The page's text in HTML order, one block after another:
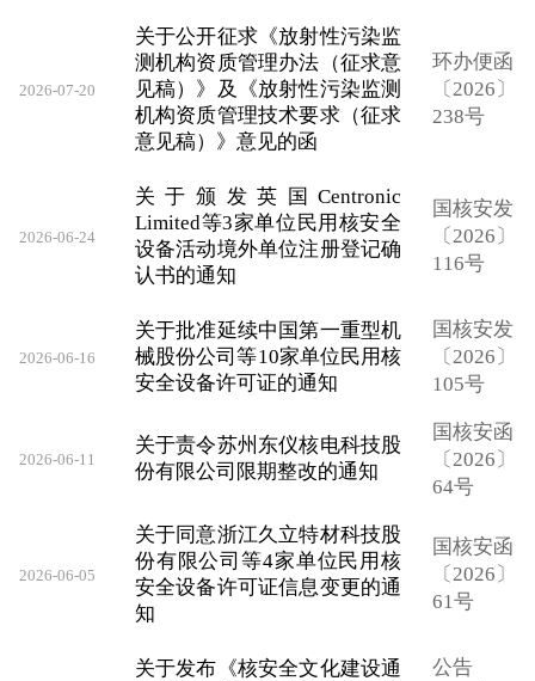
2026-07-20
关于公开征求《放射性污染监
测机构资质管理办法（征求意
见稿）》及《放射性污染监测
机构资质管理技术要求（征求
意见稿）》意见的函
环办便函
〔2026〕
238号
2026-06-24
关于颁发英国Centronic
Limited等3家单位民用核安全
设备活动境外单位注册登记确
认书的通知
国核安发
〔2026〕
116号
2026-06-16
关于批准延续中国第一重型机
械股份公司等10家单位民用核
安全设备许可证的通知
国核安发
〔2026〕
105号
2026-06-11
关于责令苏州东仪核电科技股
份有限公司限期整改的通知
国核安函
〔2026〕
64号
2026-06-05
关于同意浙江久立特材科技股
份有限公司等4家单位民用核
安全设备许可证信息变更的通
知
国核安函
〔2026〕
61号
关于发布《核安全文化建设通
公告